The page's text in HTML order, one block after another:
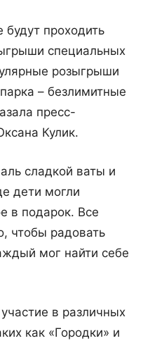
проходить
специальных
розыгрыши
– безлимитные
пресс-
Кулик.
сладкой ваты и
дети могли
в подарок. Все
чтобы радовать
мог найти себе
в различных
как «Городки» и